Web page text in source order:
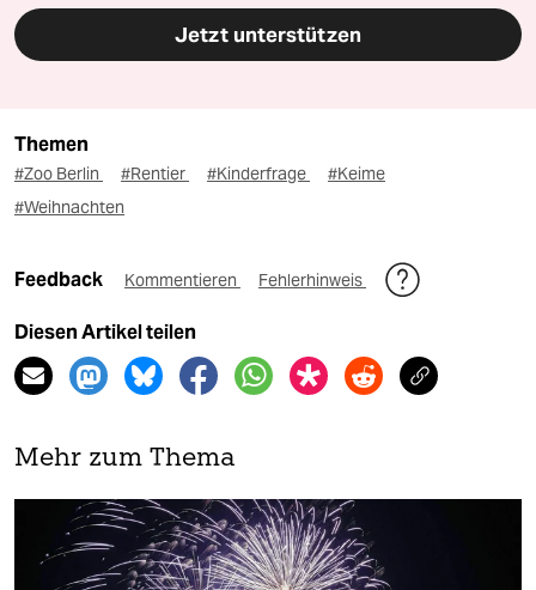
Jetzt unterstützen
Themen
#Zoo Berlin #Rentier #Kinderfrage
#Keime
#Weihnachten
Feedback Kommentieren Fehlerhinweis
Diesen Artikel teilen
Mehr zum Thema